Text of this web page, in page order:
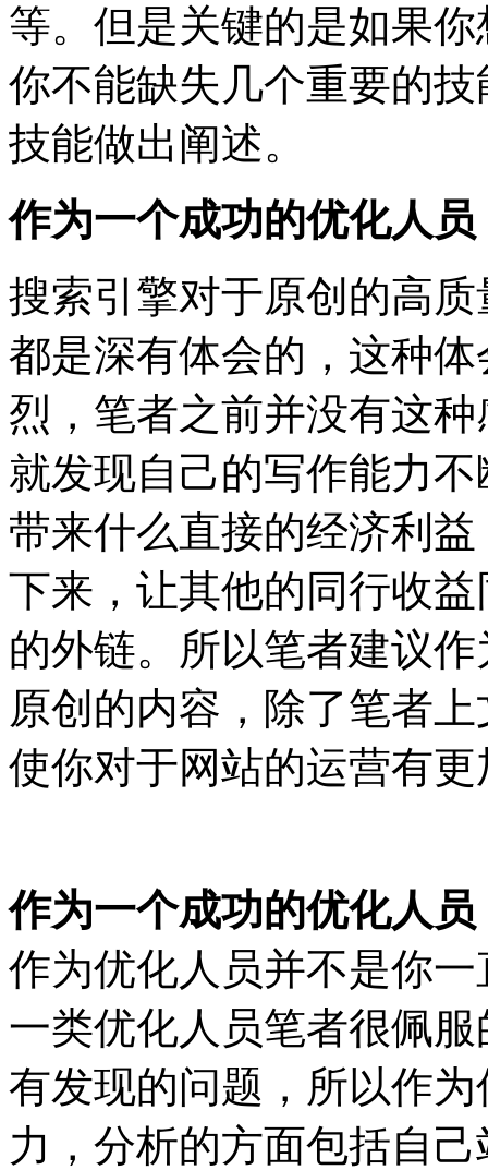
等。但是关键的是如果
你不能缺失几个重要的
技能做出阐述。
作为一个成功的优化人
搜索引擎对于原创的高
都是深有体会的，这种
烈，笔者之前并没有这
就发现自己的写作能力
带来什么直接的经济利
下来，让其他的同行收
的外链。所以笔者建议
原创的内容，除了笔者
使你对于网站的运营有
作为一个成功的优化人
作为优化人员并不是你
一类优化人员笔者很佩
有发现的问题，所以作
力，分析的方面包括自